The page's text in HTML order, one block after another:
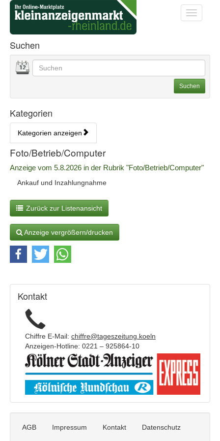
Startseite
Startseite
Toggle
Anzeigenliste Übersicht
Suchen
Suchoptionen
Datum Geben Sie hier Ihre Suchbegriffe ein. Sie können
Suchen
Kategorien
Kategorien anzeigen
Rubrik:
Foto/Betrieb/Computer
Erscheinungsdatum:
Anzeige vom 5.8.2026 in der Rubrik "Foto/Betrieb/Computer"
A
z
e
g
e
n
t
:
Ankauf und Inzahlungnahme
Zurück zur Listenansicht
Anzeige vergrößern/drucken
Kontakt
Chiffre E-Mail: chiffre@tageszeitung.koeln
Anzeigen-Hotline: 0221 – 925864-10
AGB Impressum Kontakt Datenschutz